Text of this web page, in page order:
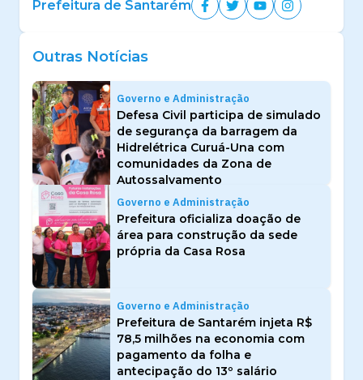
Prefeitura de Santarém
Outras Notícias
Governo e Administração
Defesa Civil participa de simulado
de segurança da barragem da
Hidrelétrica Curuá-Una com
comunidades da Zona de
Autossalvamento
Governo e Administração
Prefeitura oficializa doação de
área para construção da sede
própria da Casa Rosa
Governo e Administração
Prefeitura de Santarém injeta R$
78,5 milhões na economia com
pagamento da folha e
antecipação do 13º salário